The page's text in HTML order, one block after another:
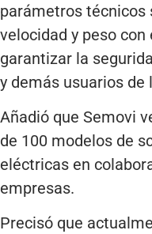
parámetros técnicos
velocidad y peso con
garantizar la
y demás usuarios de
Añadió que Semovi
de 100 modelos de
eléctricas en
empresas.
Precisó que